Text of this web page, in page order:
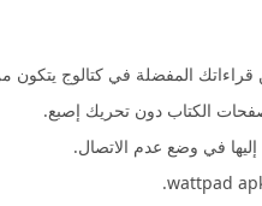
صفحات الكتاب دون تحريك إصبع.
إليها في وضع عدم الاتصال.